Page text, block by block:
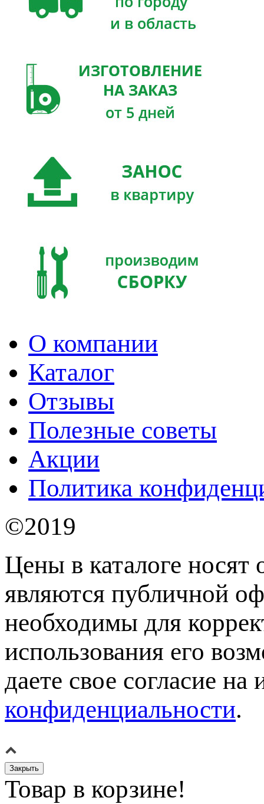
О компании
Каталог
Отзывы
Полезные советы
Акции
Политика
©2019
Цены в каталоге носят
являются публичной
необходимы для
использования его
даете свое согласие
конфиденциальности.
Закрыть
Товар в корзине!